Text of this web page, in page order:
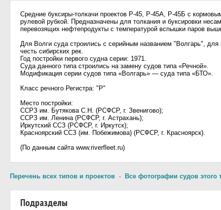
Средние буксиры-толкачи проектов Р-45, Р-45А, Р-45Б с
рулевой рубкой. Предназначены для толкания и буксировки
перевозящих нефтепродукты с температурой вспышки паров
Для Волги суда строились с серийным названием "Волгарь",
честь сибирских рек.
Год постройки первого судна серии: 1971.
Суда данного типа строились на замену судов типа «Речной».
Модификация серии судов типа «Волгарь» — суда типа «БТО».
Класс речного Регистра: "Р"
Место постройки:
ССРЗ им. Бутякова С.Н. (РСФСР, г. Звенигово);
ССРЗ им. Ленина (РСФСР, г. Астрахань);
Иркутский ССЗ (РСФСР, г. Иркутск);
Красноярский ССЗ (им. Побежимова) (РСФСР, г. Красноярск).
(По данным сайта www.riverfleet.ru)
Перечень всех типов и проектов · Все фотографии судов этого
Подразделы